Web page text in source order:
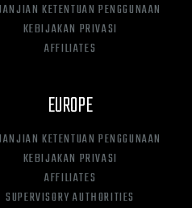
KETENTUAN PENGGUNAAN
KEBIJAKAN PRIVASI
AFFILIATES
EUROPE
KETENTUAN PENGGUNAAN
KEBIJAKAN PRIVASI
AFFILIATES
SUPERVISORY AUTHORITIES